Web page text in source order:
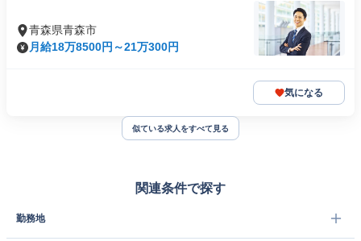
青森県青森市
月給18万8500円～21万300円
気になる
似ている求人をすべて見る
関連条件で探す
勤務地